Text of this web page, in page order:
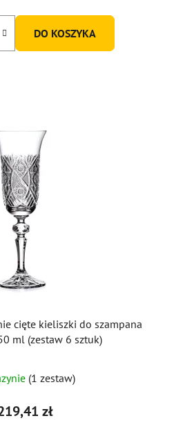
DO KOSZYKA
cięte kieliszki do szampana
ml (zestaw 6 sztuk)
(1 zestaw)
zł